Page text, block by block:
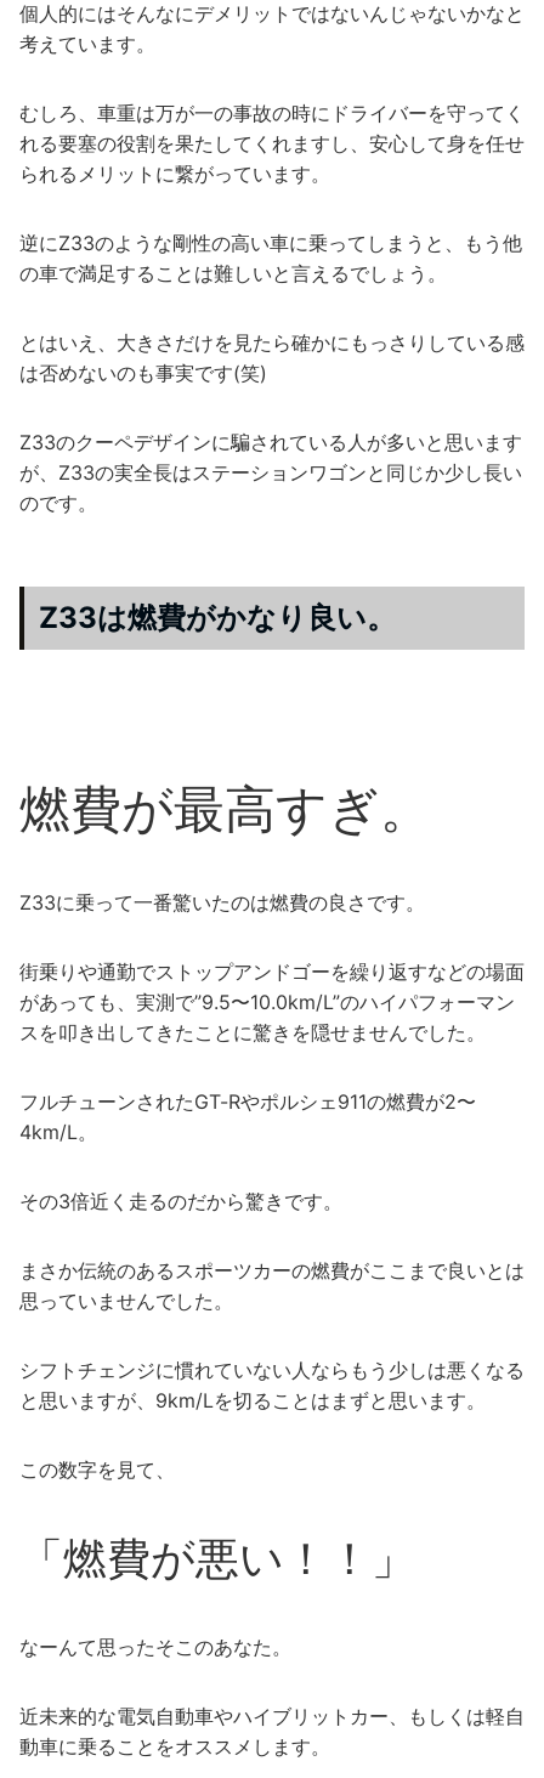
個人的にはそんなにデメリットではないんじゃないかなと
考えています。
むしろ、車重は万が一の事故の時にドライバーを守ってく
れる要塞の役割を果たしてくれますし、安心して身を任せ
られるメリットに繋がっています。
逆にZ33のような剛性の高い車に乗ってしまうと、もう他
の車で満足することは難しいと言えるでしょう。
とはいえ、大きさだけを見たら確かにもっさりしている感
は否めないのも事実です(笑)
Z33のクーペデザインに騙されている人が多いと思います
が、Z33の実全長はステーションワゴンと同じか少し長い
のです。
Z33は燃費がかなり良い。
燃費が最高すぎ。
Z33に乗って一番驚いたのは燃費の良さです。
街乗りや通勤でストップアンドゴーを繰り返すなどの場面
があっても、実測で”9.5〜10.0km/L”のハイパフォーマン
スを叩き出してきたことに驚きを隠せませんでした。
フルチューンされたGT-Rやポルシェ911の燃費が2〜
4km/L。
その3倍近く走るのだから驚きです。
まさか伝統のあるスポーツカーの燃費がここまで良いとは
思っていませんでした。
シフトチェンジに慣れていない人ならもう少しは悪くなる
と思いますが、9km/Lを切ることはまずと思います。
この数字を見て、
「燃費が悪い！！」
なーんて思ったそこのあなた。
近未来的な電気自動車やハイブリットカー、もしくは軽自
動車に乗ることをオススメします。